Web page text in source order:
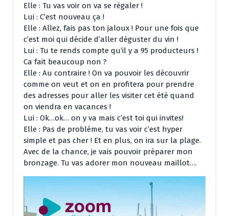
Elle : Tu vas voir on va se régaler !
Lui : C’est nouveau ça !
Elle : Allez, fais pas ton jaloux ! Pour une fois que
c’est moi qui décide d’aller déguster du vin !
Lui : Tu te rends compte qu’il y a 95 producteurs !
Ca fait beaucoup non ?
Elle : Au contraire ! On va pouvoir les découvrir
comme on veut et on en profitera pour prendre
des adresses pour aller les visiter cet été quand
on viendra en vacances !
Lui : Ok…ok… on y va mais c’est toi qui invites!
Elle : Pas de problème, tu vas voir c’est hyper
simple et pas cher ! Et en plus, on ira sur la plage.
Avec de la chance, je vais pouvoir préparer mon
bronzage. Tu vas adorer mon nouveau maillot….